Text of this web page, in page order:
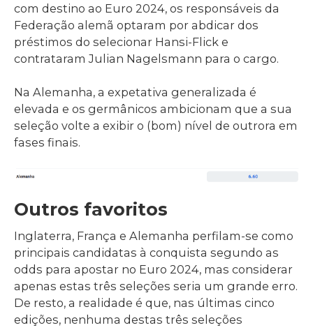
com destino ao Euro 2024, os responsáveis da
Federação alemã optaram por abdicar dos
préstimos do selecionar Hansi-Flick e
contrataram Julian Nagelsmann para o cargo.
Na Alemanha, a expetativa generalizada é
elevada e os germânicos ambicionam que a sua
seleção volte a exibir o (bom) nível de outrora em
fases finais.
Outros favoritos
Inglaterra, França e Alemanha perfilam-se como
principais candidatas à conquista segundo as
odds para apostar no Euro 2024, mas considerar
apenas estas três seleções seria um grande erro.
De resto, a realidade é que, nas últimas cinco
edições, nenhuma destas três seleções